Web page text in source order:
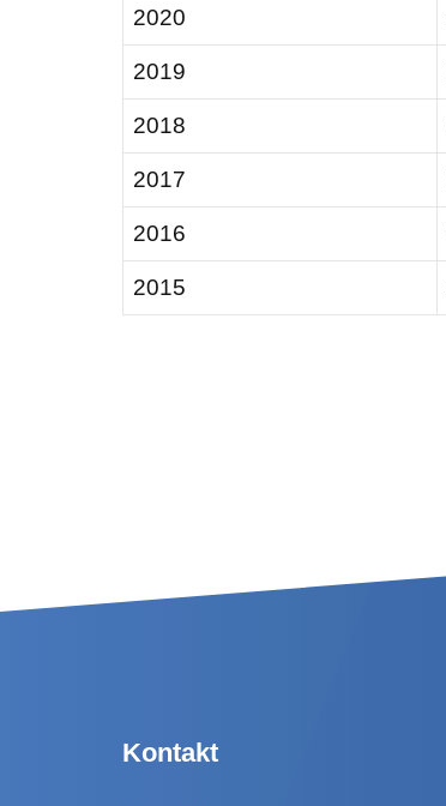
2020
2019
2018
2017
2016
2015
Kontakt